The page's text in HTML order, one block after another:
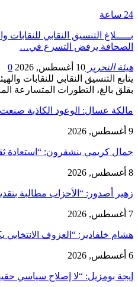
24 ساعة
بـــــلاغ التنسيق النقابي
الصحافة يرفض التسرع في…
هيئة التحرير 10 أغسطس, 2026
0
يتابع التنسيق النقابي للنقابات
بقلق بالغ، التطورات المتسارعة
مالكة عسال: الوعود الكاذبة
9 أغسطس, 2026
جمال كريمي بنشقرون: “استعادة
8 أغسطس, 2026
زهير أصدور: “الأحزاب مطالبة
7 أغسطس, 2026
هشام خلفادير: “العزوف
6 أغسطس, 2026
إيجة بومزيل: “لا إصلاح سياسي